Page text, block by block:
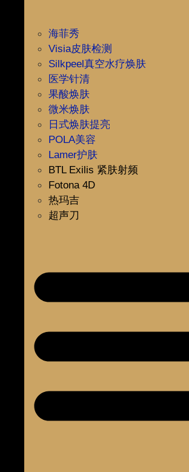
海菲秀
Visia皮肤检测
Silkpeel真空水疗焕肤
医学针清
果酸焕肤
微米焕肤
日式焕肤提亮
POLA美容
Lamer护肤
BTL Exilis 紧肤射频
Fotona 4D
热玛吉
超声刀